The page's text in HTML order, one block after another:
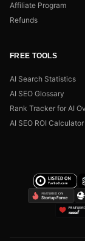
Affiliate Program
Refunds
FREE TOOLS
AI Search Statistics
AI SEO Glossary
Rank Tracker for AI
AI SEO ROI Calculator